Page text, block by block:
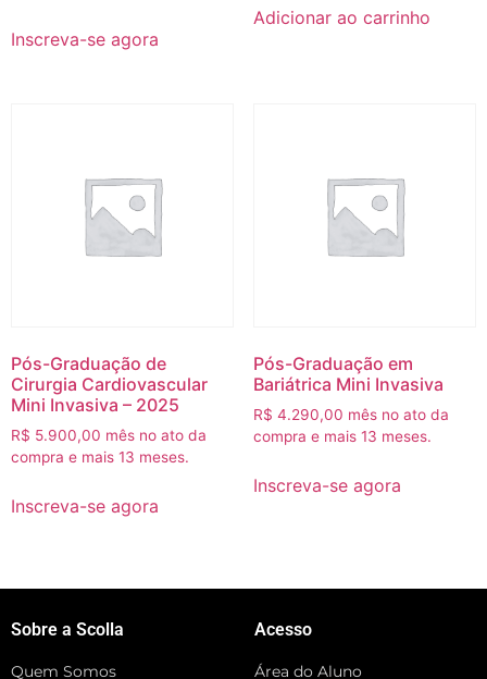
Inscreva-se agora
Adicionar ao carrinho
Pós-Graduação de
Cirurgia Cardiovascular
Mini Invasiva – 2025
R$ 5.900,00 mês no ato da
compra e mais 13 meses.
Inscreva-se agora
Pós-Graduação em
Bariátrica Mini Invasiva
R$ 4.290,00 mês no ato da
compra e mais 13 meses.
Inscreva-se agora
Sobre a Scolla
Quem Somos
Acesso
Área do Aluno